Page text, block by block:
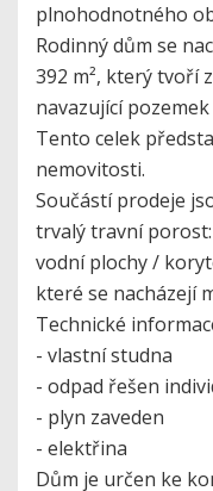
plnohodnotného
Rodinný dům se
392 m², který tvoří
navazující
Tento celek
nemovitosti.
Součástí prodeje
trvalý travní porost:
vodní plochy /
které se nacházejí
Technické
- vlastní studna
- odpad řešen
- plyn zaveden
- elektřina
Dům je určen ke